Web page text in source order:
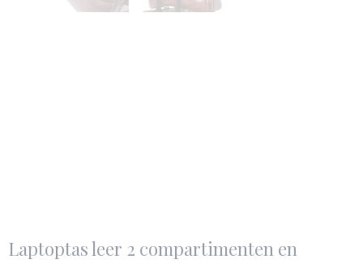
Laptoptas leer 2 compartimenten en